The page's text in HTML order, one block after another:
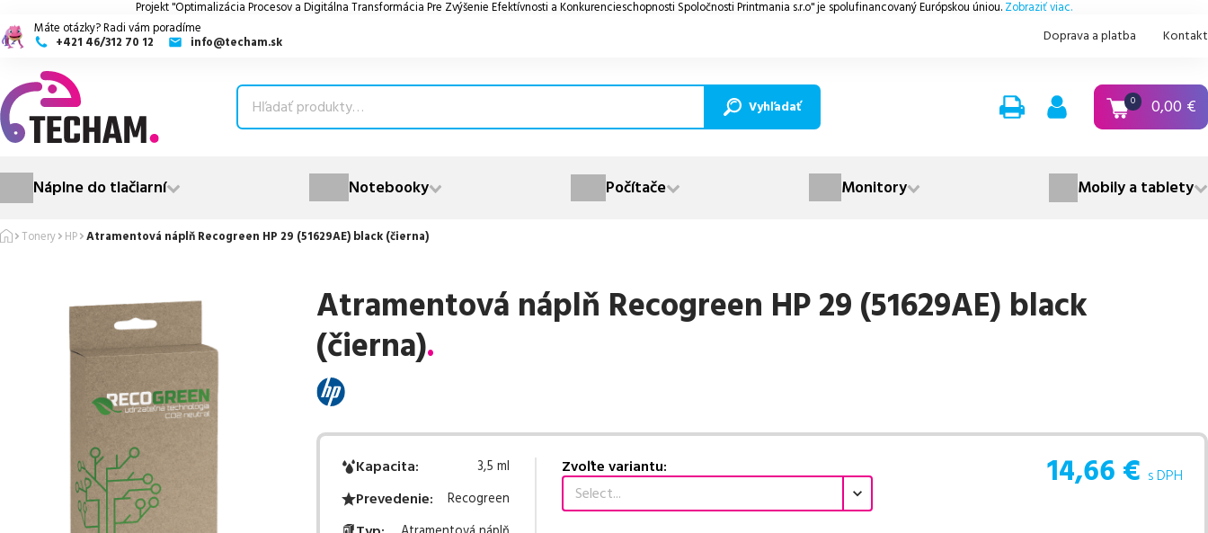
Projekt "Optimalizácia Procesov a Digitálna Transformácia Pre Zvýšenie Efektívnosti a Konkurencieschopnosti Spoločnosti Printmania s.r.o" je spolufinancovaný Európskou úniou. Zobraziť viac.
Máte otázky? Radi vám poradíme
+421 46/312 70 12
info@techam.sk Doprava a platba Kontakt
Vyhľadať 0 0,00 €
Náplne do tlačiarní Notebooky Počítače Monitory Mobily a tablety
Tonery HP Atramentová náplň Recogreen HP 29 (51629AE) black (čierna)
Atramentová náplň Recogreen HP 29 (51629AE) black
(čierna).
Kapacita: 3,5 ml
Prevedenie: Recogreen
Zvoľte variantu:
Select...
14,66 € s DPH